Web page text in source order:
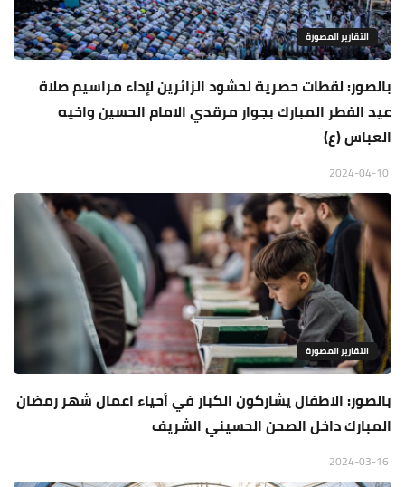
التقارير المصورة
بالصور: لقطات حصرية لحشود الزائرين لإداء مراسيم صلاة
عيد الفطر المبارك بجوار مرقدي الامام الحسين واخيه
العباس (ع)
التقارير المصورة
بالصور: الاطفال يشاركون الكبار في أحياء اعمال شهر رمضان
المبارك داخل الصحن الحسيني الشريف